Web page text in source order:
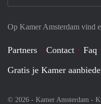
Op Kamer Amsterdam vind
Partners Contact Faq
Gratis je Kamer
© 2026 - Kamer Amsterdam -